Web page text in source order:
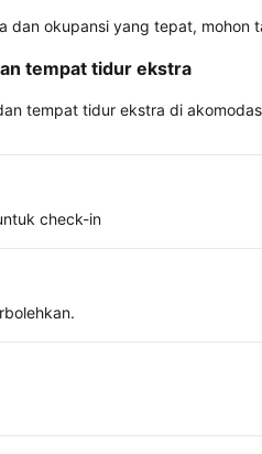
dan okupansi yang tepat,
tempat tidur ekstra
tempat tidur ekstra di
check-in